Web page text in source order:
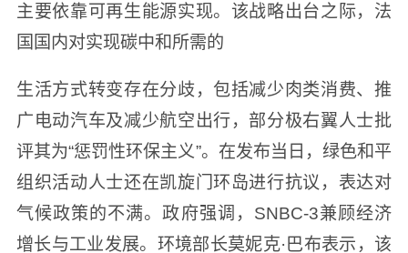
主要依靠可再生能源实现。该战略出台之际，法
国国内对实现碳中和所需的
生活方式转变存在分歧，包括减少肉类消费、推
广电动汽车及减少航空出行，部分极右翼人士批
评其为“惩罚性环保主义”。在发布当日，绿色和平
组织活动人士还在凯旋门环岛进行抗议，表达对
气候政策的不满。政府强调，SNBC-3兼顾经济
增长与工业发展。环境部长莫妮克·巴布表示，该